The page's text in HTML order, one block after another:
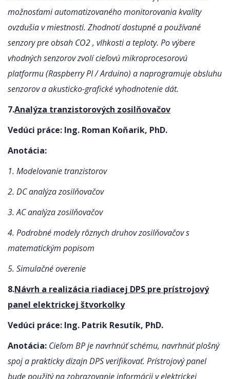
možnosťami automatizovaného monitorovania kvality
ovzdušia v miestnosti. Zhodnotí dostupné a používané
senzory pre obsah CO2 , vlhkosti a teploty. Po výbere
vhodných senzorov zvolí cieľovú mikroprocesorovú
platformu (Raspberry PI / Arduino) a naprogramuje obsluhu
senzorov a akusticko-grafické vyhodnotenie dát.
7.Analýza tranzistorových zosilňovačov
Vedúci práce: Ing. Roman Koňarik, PhD.
Anotácia:
1. Modelovanie tranzistorov
2. DC analýza zosilňovačov
3. AC analýza zosilňovačov
4. Podrobné modely rôznych druhov zosilňovačov s
matematickým popisom
5. Simulačné overenie
8.Návrh a realizácia riadiacej DPS pre prístrojový
panel elektrickej štvorkolky
Vedúci práce: Ing. Patrik Resutík, PhD.
Anotácia: Cieľom BP je navrhnúť schému, navrhnúť plošný
spoj a prakticky dizajn DPS verifikovať. Prístrojový panel
bude použitý na zobrazovanie informácii v elektrickej